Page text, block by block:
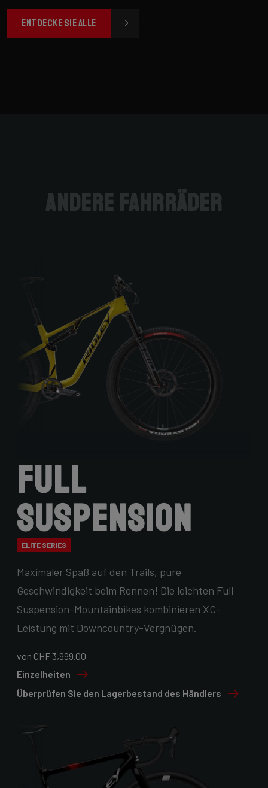
ENTDECKE SIE ALLE
andere Fahrräder
Full
Suspension
ELITE SERIES
Maximaler Spaß auf den Trails, pure
Geschwindigkeit beim Rennen! Die leichten Full
Suspension-Mountainbikes kombinieren XC-
Leistung mit Downcountry-Vergnügen.
von CHF 3,999.00
Einzelheiten
Überprüfen Sie den Lagerbestand des Händlers